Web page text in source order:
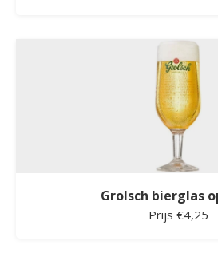
Grolsch bierglas
Prijs €4,25